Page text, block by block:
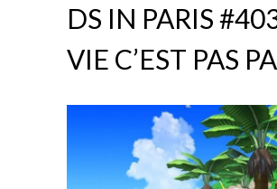
DS IN PARIS
VIE C’EST PAS